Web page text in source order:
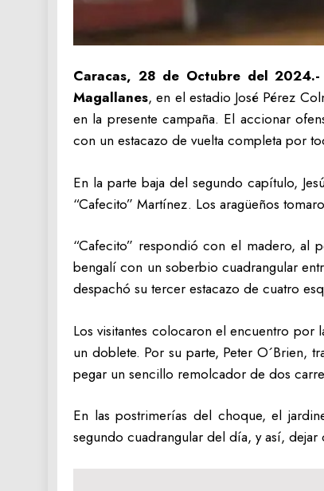
Caracas, 28 de Octubre del 2024.-
Magallanes, en el estadio José Pérez
en la presente campaña. El accionar
con un estacazo de vuelta completa por
En la parte baja del segundo capítulo,
“Cafecito” Martínez. Los aragüeños
“Cafecito” respondió con el madero, al
bengalí con un soberbio cuadrangular
despachó su tercer estacazo de cuatro
Los visitantes colocaron el encuentro por
un doblete. Por su parte, Peter O´Brien,
pegar un sencillo remolcador de dos
En las postrimerías del choque, el
segundo cuadrangular del día, y así,